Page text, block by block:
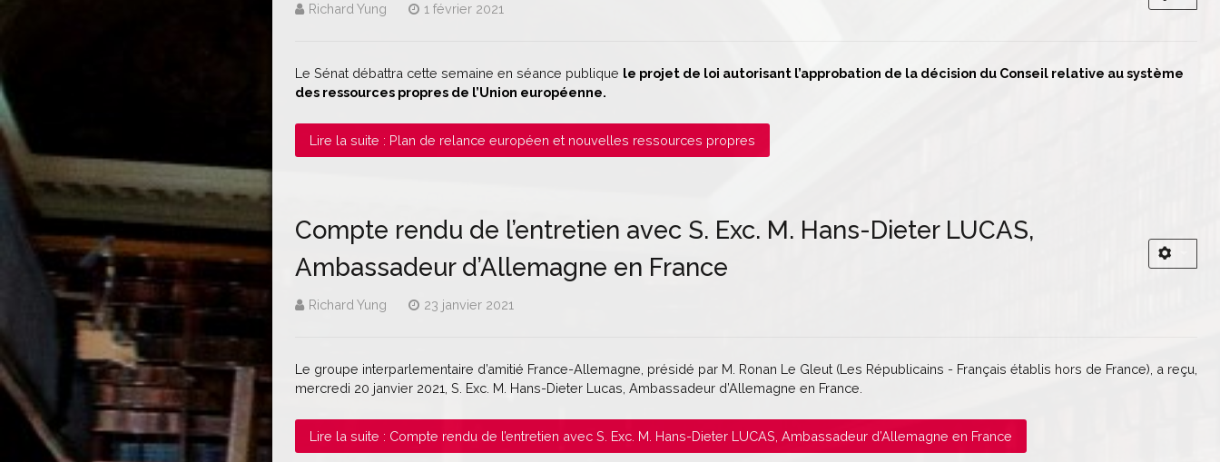
Richard Yung 1 février 2021
Le Sénat débattra cette semaine en séance publique le projet de loi autorisant l’approbation de la décision du Conseil relative au système
des ressources propres de l’Union européenne.
Lire la suite : Plan de relance européen et nouvelles ressources propres
Compte rendu de l’entretien avec S. Exc. M. Hans-Dieter LUCAS,
Ambassadeur d’Allemagne en France
Richard Yung 23 janvier 2021
Le groupe interparlementaire d’amitié France-Allemagne, présidé par M. Ronan Le Gleut (Les Républicains - Français établis hors de France), a reçu,
mercredi 20 janvier 2021, S. Exc. M. Hans-Dieter Lucas, Ambassadeur d’Allemagne en France.
Lire la suite : Compte rendu de l’entretien avec S. Exc. M. Hans-Dieter LUCAS, Ambassadeur d’Allemagne en France